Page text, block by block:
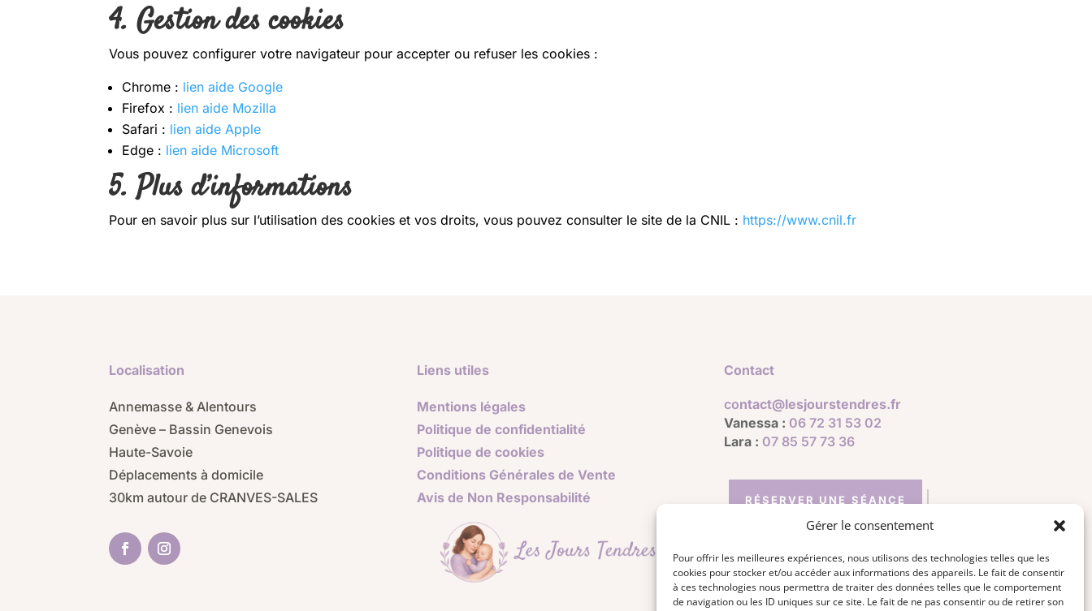
Gérer le consentement
Pour offrir les meilleures expériences, nous utilisons des technologies telles que les
cookies pour stocker et/ou accéder aux informations des appareils. Le fait de consentir
à ces technologies nous permettra de traiter des données telles que le comportement
de navigation ou les ID uniques sur ce site. Le fait de ne pas consentir ou de retirer son
4. Gestion des cookies
Vous pouvez configurer votre navigateur pour accepter ou refuser les cookies :
Chrome : lien aide Google
Firefox : lien aide Mozilla
Safari : lien aide Apple
Edge : lien aide Microsoft
5. Plus d’informations
Pour en savoir plus sur l’utilisation des cookies et vos droits, vous pouvez consulter le site de la CNIL : https://www.cnil.fr
Localisation
Annemasse & Alentours
Genève – Bassin Genevois
Haute-Savoie
Déplacements à domicile
30km autour de CRANVES-SALES
Liens utiles
Mentions légales
Politique de confidentialité
Politique de cookies
Conditions Générales de Vente
Avis de Non Responsabilité
Contact
contact@lesjourstendres.fr
Vanessa : 06 72 31 53 02
Lara : 07 85 57 73 36
RÉSERVER UNE SÉANCE